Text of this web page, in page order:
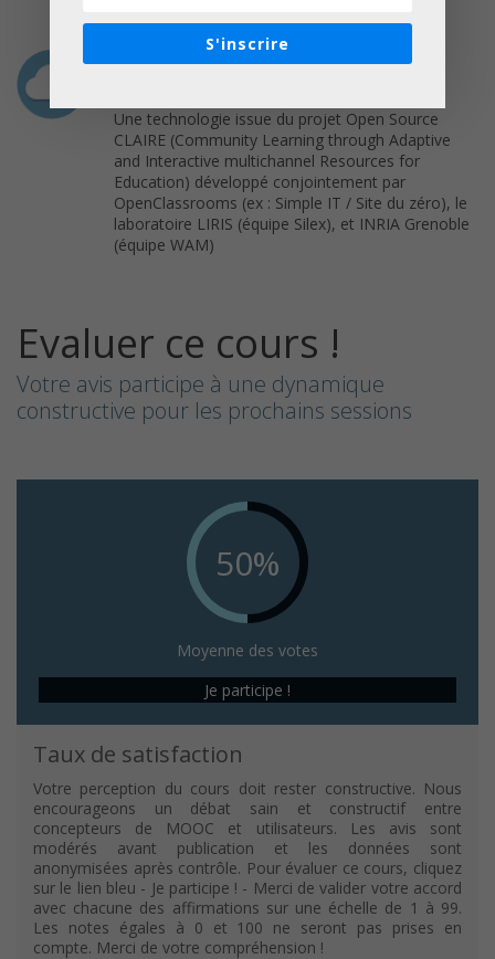
Plateforme
Une technologie issue du projet Open Source
CLAIRE (Community Learning through Adaptive
and Interactive multichannel Resources for
Education) développé conjointement par
OpenClassrooms (ex : Simple IT / Site du zéro), le
laboratoire LIRIS (équipe Silex), et INRIA Grenoble
(équipe WAM)
Evaluer ce cours !
Votre avis participe à une dynamique
constructive pour les prochains sessions
50%
Moyenne des votes
Je participe !
Taux de satisfaction
Votre perception du cours doit rester constructive. Nous
encourageons un débat sain et constructif entre
concepteurs de MOOC et utilisateurs. Les avis sont
modérés avant publication et les données sont
anonymisées après contrôle. Pour évaluer ce cours, cliquez
sur le lien bleu - Je participe ! - Merci de valider votre accord
avec chacune des affirmations sur une échelle de 1 à 99.
Les notes égales à 0 et 100 ne seront pas prises en
compte. Merci de votre compréhension !
S'inscrire